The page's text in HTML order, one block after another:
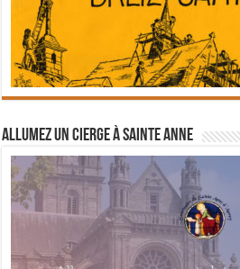
Allumez un cierge à Sainte Anne